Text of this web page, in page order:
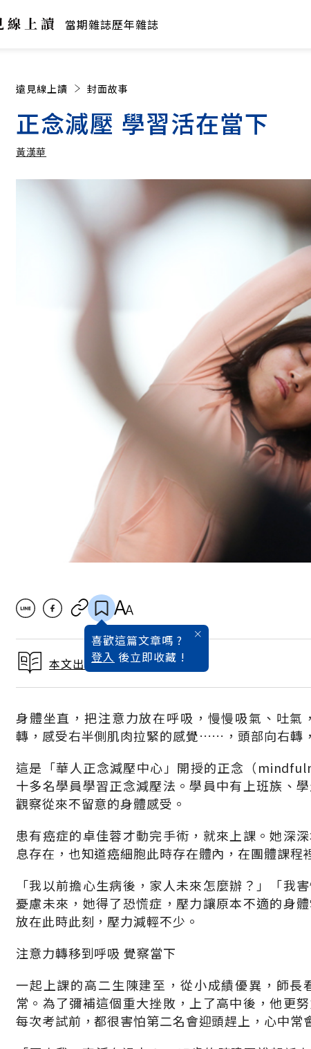
當期雜誌歷年雜誌
遠見線上讀 封面故事
正念減壓 學習活在當下
黃漢華
加入追蹤
喜歡這篇文章嗎 ?
登入 後立即收藏 !
本文出自找到你的快樂日記
身體坐直，把注意力放在呼吸，慢慢吸氣、吐
轉，感受右半側肌肉拉緊的感覺……，頭部向右轉
這是「華人正念減壓中心」開授的正念（
十多名學員學習正念減壓法。學員中有上班族、
觀察從來不留意的身體感受。
患有癌症的卓佳蓉才動完手術，就來上課。她深
息存在，也知道癌細胞此時存在體內，在團體課程
「我以前擔心生病後，家人未來怎麼辦？」「我
憂慮未來，她得了恐慌症，壓力讓原本不適的身
放在此時此刻，壓力減輕不少。
注意力轉移到呼吸 覺察當下
一起上課的高二生陳建至，從小成績優異，師
常。為了彌補這個重大挫敗，上了高中後，他更
每次考試前，都很害怕第二名會迎頭趕上，心中常